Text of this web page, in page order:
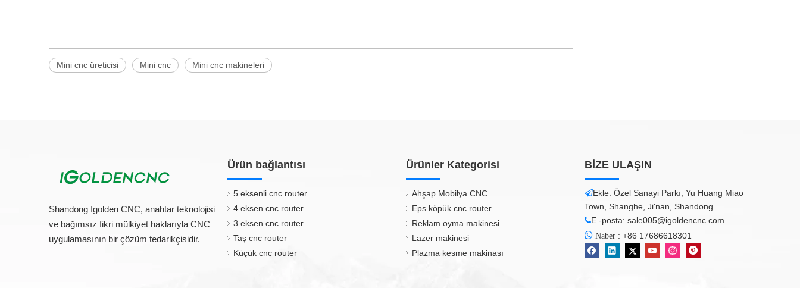
Mini cnc üreticisi Mini cnc Mini cnc makineleri
Shandong Igolden CNC, anahtar teknolojisi
ve bağımsız fikri mülkiyet haklarıyla CNC
uygulamasının bir çözüm tedarikçisidir.
Ürün bağlantısı
5 eksenli cnc router
4 eksen cnc router
3 eksen cnc router
Taş cnc router
Küçük cnc router
Ürünler Kategorisi
Ahşap Mobilya CNC
Eps köpük cnc router
Reklam oyma makinesi
Lazer makinesi
Plazma kesme makinası
BİZE ULAŞIN
Ekle: Özel Sanayi Parkı, Yu Huang Miao
Town, Shanghe, Ji'nan, Shandong
E -posta: sale005@igoldencnc.com
 Naber : +86 17686618301